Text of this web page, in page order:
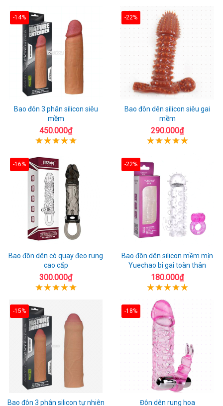
-14%
Bao đôn 3 phân silicon siêu
mềm
450.000₫
-22%
Bao đôn dên silicon siêu gai
mềm
290.000₫
-16%
Bao đôn dên có quay đeo rung
cao cấp
300.000₫
-22%
Bao đôn dên silicon mềm mịn
Yuechao bi gai toàn thân
180.000₫
-15%
Bao đôn 3 phân silicon tự nhiên
-18%
Đôn dên rung hoa